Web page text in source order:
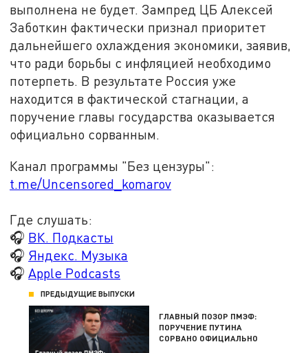
выполнена не будет. Зампред ЦБ Алексей
Заботкин фактически признал приоритет
дальнейшего охлаждения экономики, заявив,
что ради борьбы с инфляцией необходимо
потерпеть. В результате Россия уже
находится в фактической стагнации, а
поручение главы государства оказывается
официально сорванным.
Канал программы "Без цензуры":
t.me/Uncensored_komarov
Где слушать:
🎧 ВК. Подкасты
🎧 Яндекс. Музыка
🎧 Apple Podcasts
ПРЕДЫДУЩИЕ ВЫПУСКИ
ГЛАВНЫЙ ПОЗОР ПМЭФ:
ПОРУЧЕНИЕ ПУТИНА
СОРВАНО ОФИЦИАЛЬНО